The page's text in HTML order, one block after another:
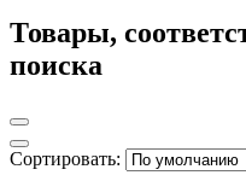
Товары,
поиска
Сортировать: